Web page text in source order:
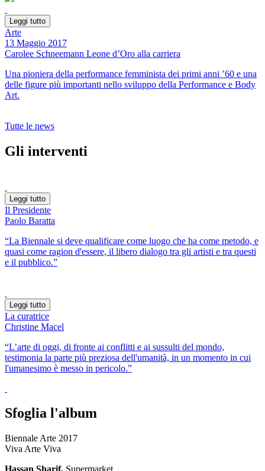
Leggi tutto
Arte
13 Maggio 2017
Carolee Schneemann Leone d’Oro alla carriera
Una pioniera della performance femminista dei primi anni ’60 e una
delle figure più importanti nello sviluppo della Performance e Body
Art.
Tutte le news
Gli interventi
Leggi tutto
Il Presidente
Paolo Baratta
“La Biennale si deve qualificare come luogo che ha come metodo, e
quasi come ragion d'essere, il libero dialogo tra gli artisti e tra questi
e il pubblico.”
Leggi tutto
La curatrice
Christine Macel
“L’arte di oggi, di fronte ai conflitti e ai sussulti del mondo,
testimonia la parte più preziosa dell'umanità, in un momento in cui
l'umanesimo è messo in pericolo.”
Sfoglia l'album
Biennale Arte 2017
Viva Arte Viva